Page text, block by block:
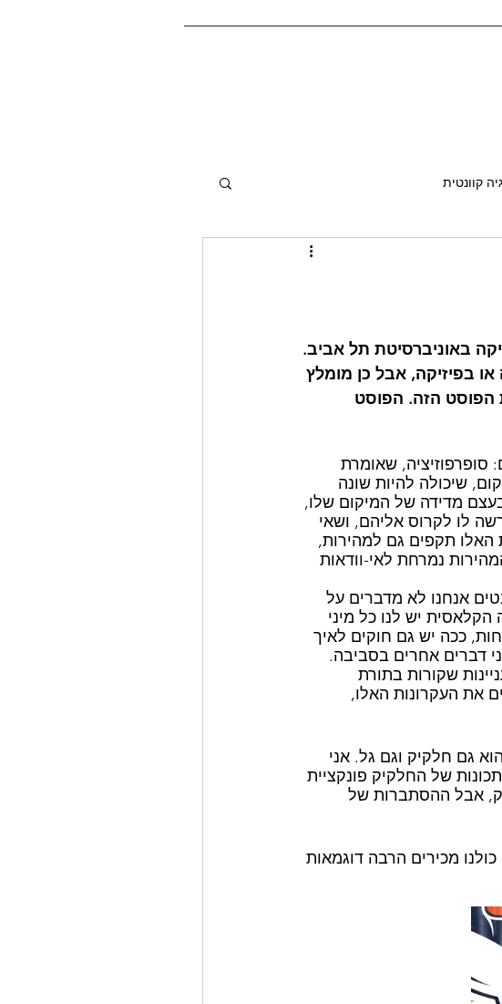
קוונטית
באוניברסיטת תל אביב.
בפיזיקה, אבל כן מומלץ
הפוסט הזה. הפוסט
סופרפוזיציה, שאומרת
שיכולה להיות שונה
מדידה של המיקום שלו,
לו לקרוס אליהם, ושאי
האלו תקפים גם למהירות,
נמרחת לאי-וודאות
אנחנו לא מדברים על
יש לנו כל מיני
ככה יש גם חוקים לאיך
דברים אחרים בסביבה.
שקורות בתורת
את העקרונות האלו,
גם חלקיק וגם גל. אני
של החלקיק פונקציית
אבל ההסתברות של
מכירים הרבה דוגמאות